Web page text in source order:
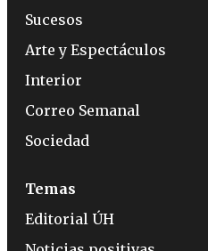
Sucesos
Arte y Espectáculos
Interior
Correo Semanal
Sociedad
Temas
Editorial ÚH